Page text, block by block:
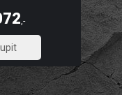
se ze 3 pruhů.
,-